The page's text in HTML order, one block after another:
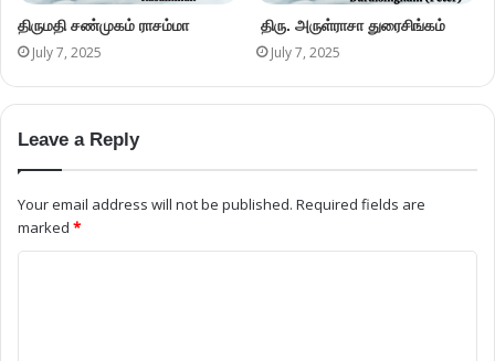
திருமதி சண்முகம் ராசம்மா
July 7, 2025
திரு. அருள்ராசா துரைசிங்கம்
July 7, 2025
Leave a Reply
Your email address will not be published. Required fields are
marked *